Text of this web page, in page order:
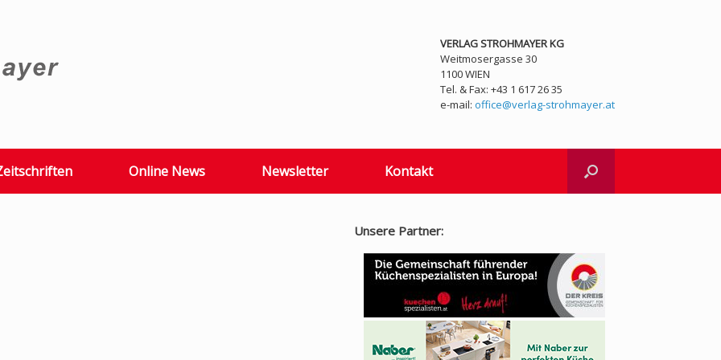
VERLAG STROHMAYER KG
Weitmosergasse 30
1100 WIEN
Tel. & Fax: +43 1 617 26 35
e-mail: office@verlag-strohmayer.at
Online News Newsletter Kontakt
Unsere Partner: